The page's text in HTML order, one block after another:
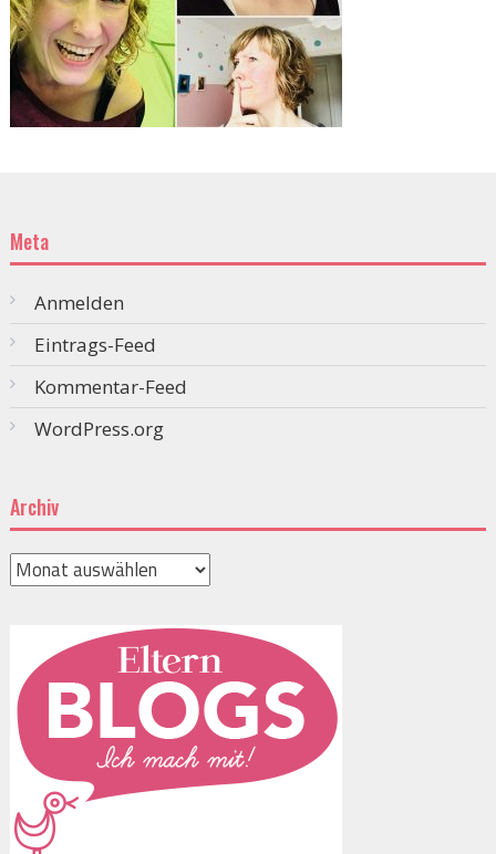
Meta
Anmelden
Eintrags-Feed
Kommentar-Feed
WordPress.org
Archiv
Archiv